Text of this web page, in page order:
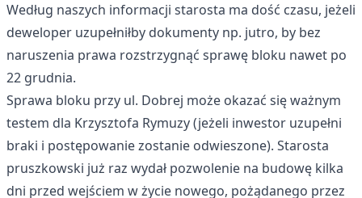
Według naszych informacji starosta ma dość czasu, jeżeli
deweloper uzupełniłby dokumenty np. jutro, by bez
naruszenia prawa rozstrzygnąć sprawę bloku nawet po
22 grudnia.
Sprawa bloku przy ul. Dobrej może okazać się ważnym
testem dla Krzysztofa Rymuzy (jeżeli inwestor uzupełni
braki i postępowanie zostanie odwieszone). Starosta
pruszkowski już raz wydał pozwolenie na budowę kilka
dni przed wejściem w życie nowego, pożądanego przez